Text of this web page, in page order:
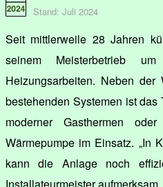
Stand: Juli 2024
Seit mittlerweile 28 Jahren
seinem Meisterbetrieb
Heizungsarbeiten. Neben
bestehenden Systemen ist
moderner Gasthermen
Wärmepumpe im Einsatz. „In
kann die Anlage noch